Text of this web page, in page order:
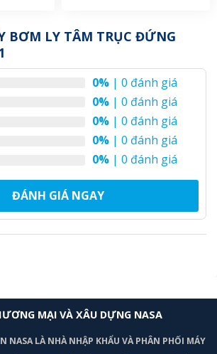
BƠM LY TÂM TRỤC ĐỨNG
0% | 0 đánh giá
0% | 0 đánh giá
0% | 0 đánh giá
0% | 0 đánh giá
0% | 0 đánh giá
ĐÁNH GIÁ NGAY
MẠI VÀ XÂU DỰNG NASA
NASA LÀ NHÀ NHẬP KHẨU VÀ PHÂN PHỐI MÁY